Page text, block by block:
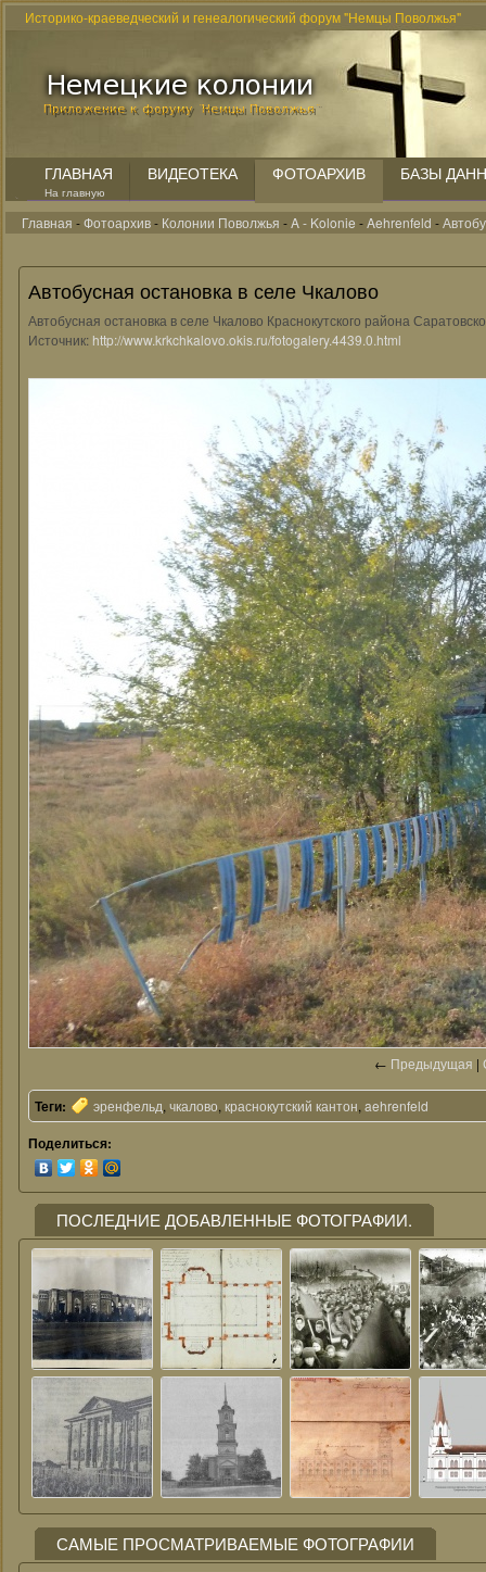
Историко-краеведческий и генеалогический форум "Немцы Поволжья"
ГЛАВНАЯ
На главную
ВИДЕОТЕКА ФОТОАРХИВ БАЗЫ
Главная -Фотоархив- Колонии Поволжья -A - Kolonie -Aehrenfeld -
Автобусная остановка в селе Чкалово
Автобусная остановка в селе Чкалово Краснокутского района
Источник: http://www.krkchkalovo.okis.ru/fotogalery.4439.0.html
← Предыдущая |
Теги: эренфельд, чкалово, краснокутский кантон, aehrenfeld
Поделиться:
ПОСЛЕДНИЕ ДОБАВЛЕННЫЕ ФОТОГРАФИИ.
САМЫЕ ПРОСМАТРИВАЕМЫЕ ФОТОГРАФИИ